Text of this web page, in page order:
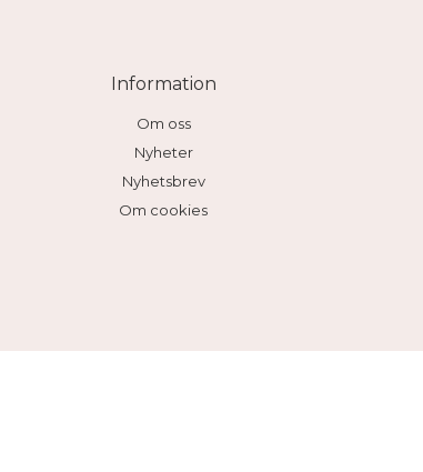
Information
Om oss
Nyheter
Nyhetsbrev
Om cookies